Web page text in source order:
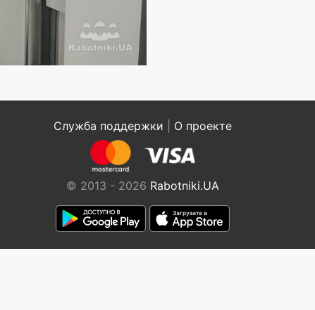
Служба поддержки О проекте
© 2013 - 2026 Rabotniki.UA